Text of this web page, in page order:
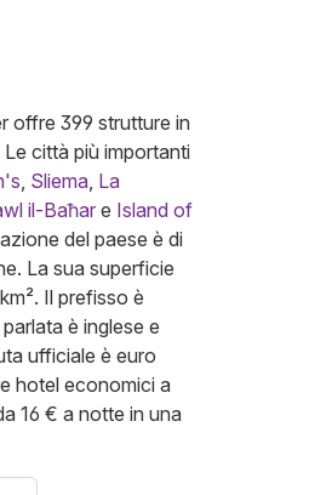
offre 399 strutture in
città più importanti
, Sliema, La
il-Baħar e Island of
del paese è di
La sua superficie
Il prefisso è
è inglese e
ufficiale è euro
hotel economici a
16 € a notte in una